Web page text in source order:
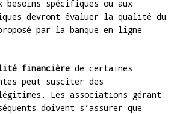
besoins spécifiques ou aux
devront évaluer la qualité du
par la banque en ligne
financière de certaines
peut susciter des
Les associations gérant
doivent s’assurer que